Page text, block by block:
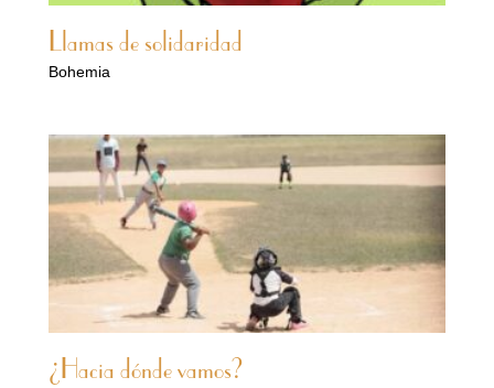
Llamas de solidaridad
Bohemia
¿Hacia dónde vamos?